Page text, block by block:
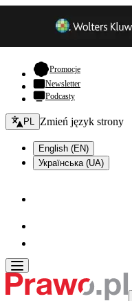
Promocje- otwiera się w
Newsletter
Podcasty
Zmień język - bieżący:
PL Zmień język strony
English (EN)
Українська (UA)